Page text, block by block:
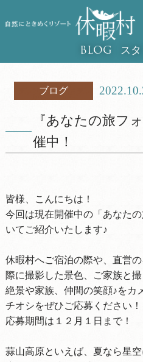
BLOG ス
ブログ
『あなたの旅フ
催中！
皆様、こんにちは！
今回は現在開催中の「あなた
いてご紹介いたします♪
休暇村へご宿泊の際や、直営
際に撮影した景色、ご家族と撮
絶景や家族、仲間の笑顔♪をカ
チオシをぜひご応募ください！
応募期間は１２月１日まで！
蒜山高原といえば、夏なら星